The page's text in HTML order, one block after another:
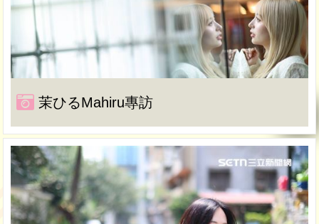
茉ひるMahiru專訪